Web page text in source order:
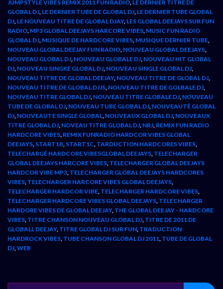
JUMPSTYLE VIBES REMIX 2011 FUN RADIO LE DERNIER TITRE DE
GLOBAL DJ LE DERNIER TUBE DE GLOBAL DJ LE DERNIER TUBE GLOBAL
DJ LE NOUVEAU TITRE DE GLOBAL DJAY, LES GLOBAL DEEJAYS SUR FUN
RADIO MP3 GLOBAL DEEJAYS HARCORE VIBES MUSIC FUN RADIO
GLOBAL DJ MUSIQUE DE HARDCORE VIBES MUSIQUE DERNIER TUBE
NOUVEAU GLOBAL DEEJAY FUN RADIO NOUVEAU GLOBAL DEEJAYS
NOUVEAU GLOBAL DJ NOUVEAU GLOBALE DJ NOUVEAU HIT GLOBAL
DJ NOUVEAU SINGKE GLOBAL DJ NOUVEAU SINGLE GLOBAL DJ
NOUVEAU TITRE DE GLOBAL DEEJAY, NOUVEAU TITRE DE GLOBAL DJ
NOUVEAU TITRE DE GLOBAL DJJS NOUVEAU TITRE DE GOLBALE DJ
NOUVEAU TITRE GLOBAL DJ NOUVEAU TITRE GLOBALE DJ NOUVEAU
TUBE DE GLOBAL DJ NOUVEAU TUBE GLOBAL DJ NOUVEAUTÉ GLOBAL
DJ NOUVEAUTE SINGLE GLOBAL NOUVEAUX GLOBAL DJ NOUVEAUX
TITRE GLOBAL DJ NOVEAU TITRE GLOBAL DJ NRJ REMIX FUN RADIO
HARDCORE VIBES REMIX FUNRADIO HARDCOR VIBES GLOBAL
DEEJAYS START1B START1C TARDUCTION HARDCORES VIBES
TELECHARGÉ HARDCORE VIBESGLOBAL DEEJAYS TELECHARGER
GLOBAL DEEJAYS HARCORE VIBES TELECHARGER GLOBAL DEEJAYS
HARDCOR VIBE MP3 TELECHARGER GLOBAL DEEJAYS HARDCORES
VIBES TELECHARGER HARCORE VIBES GLOBAL DEEJAYS
TELECHARGER HARDCOR VIBE TELECHARGER HARDCORE VIBES
TELECHARGER HARDCORE VIBES GLOBAL DEEJAYS TELECHARGER
HARDORE VIBES DE GLOBAL DEEJAY, THE GLOBAL DEEJAY - HARDCORE
VIBES TITRE CHANSON NOUVEAU GLOBAL DJ TITRE DE 2011 DE
GLOBALL DEEJAY, TITRE GLOBAL DJ SUR FUN TRADUCTION
HARDROCK VIBES TUBE CHANSON GLOBAL DJ 2011 TUBE DE GLOBAL
DJ WEB